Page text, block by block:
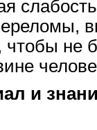
чтобы не
и